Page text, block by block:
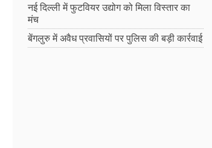
नई दिल्ली में फुटवियर उद्योग को मिला विस्तार का
मंच
बेंगलुरु में अवैध प्रवासियों पर पुलिस की बड़ी कार्रवाई